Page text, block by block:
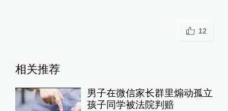
12
相关推荐
男子在微信家长群里煽动孤立
孩子同学被法院判赔